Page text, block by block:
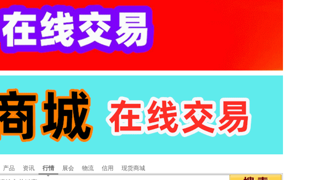
产品 资讯 行情 展会 物流 信用 现货商城